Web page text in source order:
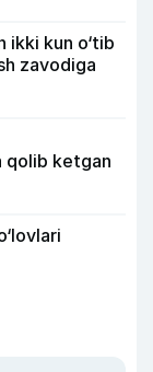
ikki kun o‘tib
zavodiga
qolib ketgan